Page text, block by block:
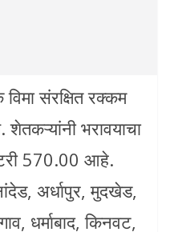
विमा संरक्षित रक्कम
भरावयाचा
570.00 आहे.
अर्धापुर, मुदखेड,
धर्माबाद, किनवट,